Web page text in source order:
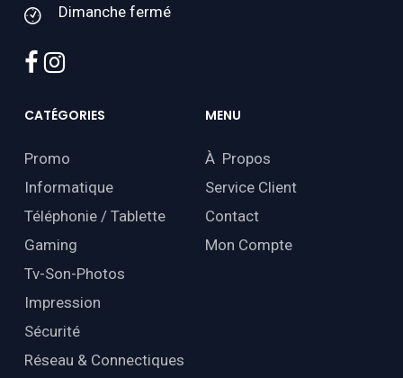
Dimanche fermé
facebook
instagram
CATÉGORIES
Promo
Informatique
Téléphonie / Tablette
Gaming
Tv-Son-Photos
Impression
Sécurité
Réseau & Connectiques
MENU
À Propos
Service Client
Contact
Mon Compte